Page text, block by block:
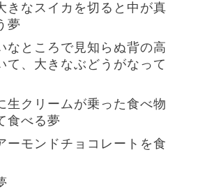
きなスイカを切ると中が真
夢
なところで見知らぬ背の高
て、大きなぶどうがなって
生クリームが乗った食べ物
食べる夢
ーモンドチョコレートを食